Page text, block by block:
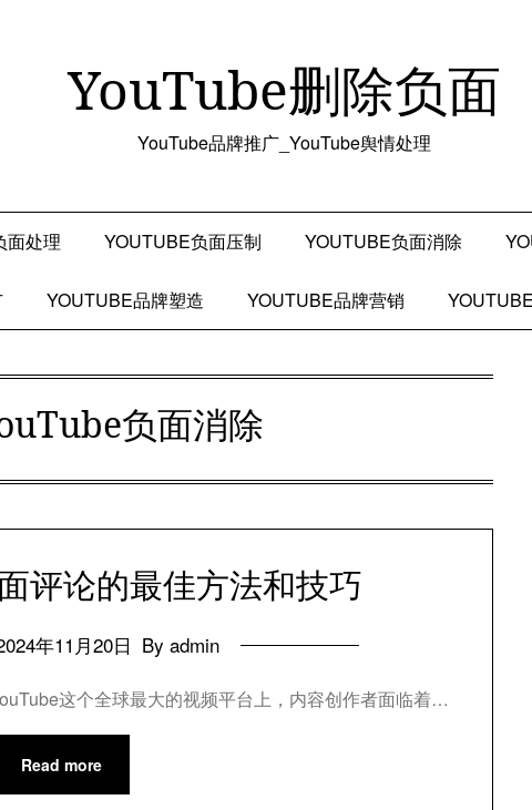
YouTube删除负面
YouTube品牌推广_YouTube舆情处理
面处理 YOUTUBE负面压制 YOUTUBE负面消除
YOUTUBE品牌塑造 YOUTUBE品牌营销
负面消除
评论的最佳方法和技巧
年11月20日 By admin
这个全球最大的视频平台上，内容创作者面临着…
Read more